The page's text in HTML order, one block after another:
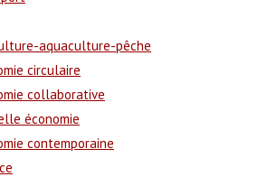
aquaculture-pêche
circulaire
collaborative
économie
contemporaine